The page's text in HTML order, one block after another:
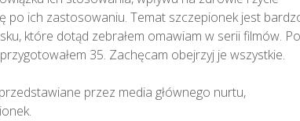
po ich zastosowaniu. Temat szczepionek jest
które dotąd zebrałem omawiam w serii filmów.
35. Zachęcam obejrzyj je wszystkie.
przez media głównego nurtu,